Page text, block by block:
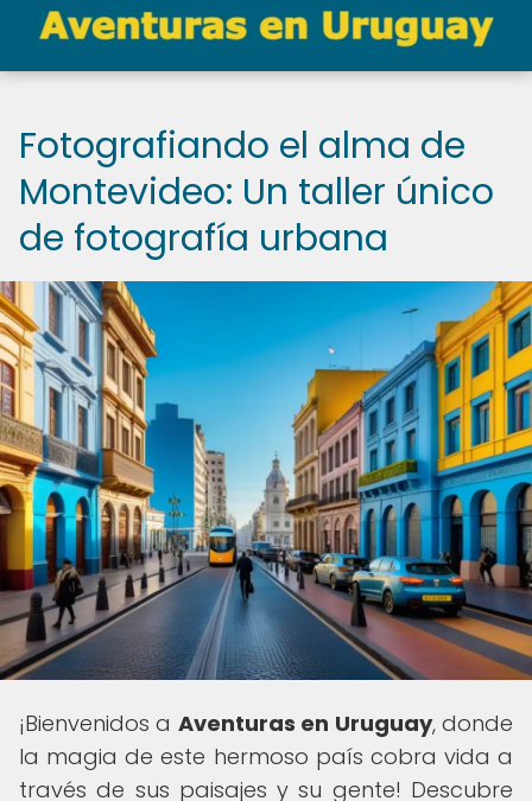
Fotografiando el alma de
Montevideo: Un taller único
de fotografía urbana
¡Bienvenidos a Aventuras en Uruguay, donde
la magia de este hermoso país cobra vida a
través de sus paisajes y su gente! Descubre